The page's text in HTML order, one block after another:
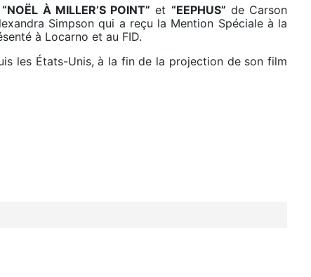
“NOËL À MILLER’S POINT” et “EEPHUS” de Carson
Simpson qui a reçu la Mention Spéciale à la
à Locarno et au FID.
les États-Unis, à la fin de la projection de son film